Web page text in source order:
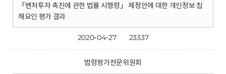
「벤처투자 촉진에 관한 법률 시행령」 제정안에 대한 개인정보 침
해요인 평가 결과
2020-04-27 23337
법령평가전문위원회